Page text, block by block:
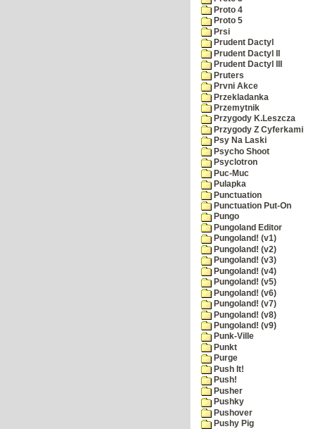
Proto 4
Proto 5
Prsi
Prudent Dactyl
Prudent Dactyl II
Prudent Dactyl III
Pruters
Prvni Akce
Przekladanka
Przemytnik
Przygody K.Leszcza
Przygody Z Cyferkami
Psy Na Laski
Psycho Shoot
Psyclotron
Puc-Muc
Pulapka
Punctuation
Punctuation Put-On
Pungo
Pungoland Editor
Pungoland! (v1)
Pungoland! (v2)
Pungoland! (v3)
Pungoland! (v4)
Pungoland! (v5)
Pungoland! (v6)
Pungoland! (v7)
Pungoland! (v8)
Pungoland! (v9)
Punk-Ville
Punkt
Purge
Push It!
Push!
Pusher
Pushky
Pushover
Pushy Pig